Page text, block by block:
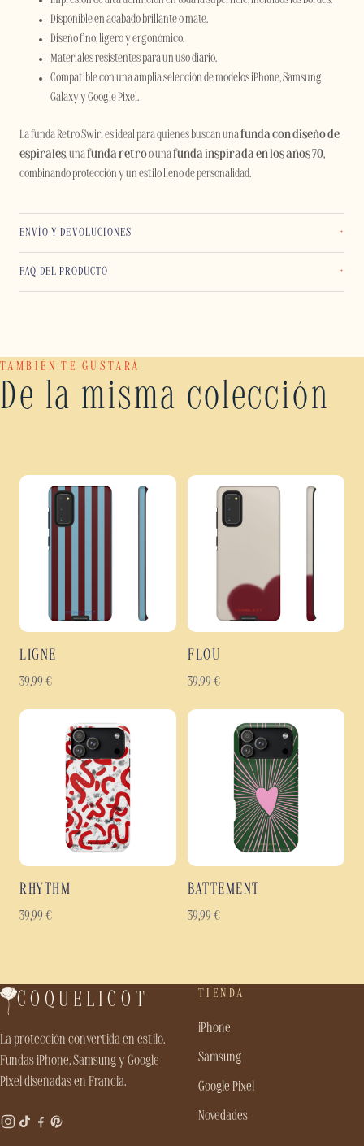
Disponible en acabado brillante o mate.
Diseño fino, ligero y ergonómico.
Materiales resistentes para un uso diario.
Compatible con una amplia selección de modelos iPhone, Samsung
Galaxy y Google Pixel.
La funda Retro Swirl es ideal para quienes buscan unafunda con diseño de
espirales, unafunda retroo unafunda inspirada en los años 70,
combinando protección y un estilo lleno de personalidad.
ENVÍO Y DEVOLUCIONES
FAQ DEL PRODUCTO
TAMBIÉN TE GUSTARÁ
De la misma colección
LIGNE
39,99 €
FLOU
39,99 €
RHYTHM
39,99 €
BATTEMENT
39,99 €
COQUELICOT
La protección convertida en estilo.
Fundas iPhone, Samsung y Google
Pixel diseñadas en Francia.
TIENDA
iPhone
Samsung
Google Pixel
Novedades